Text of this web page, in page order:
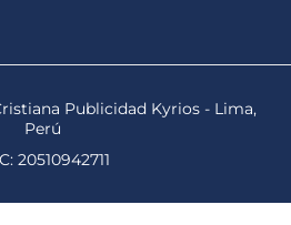
Publicidad Kyrios - Lima,
Perú
20510942711